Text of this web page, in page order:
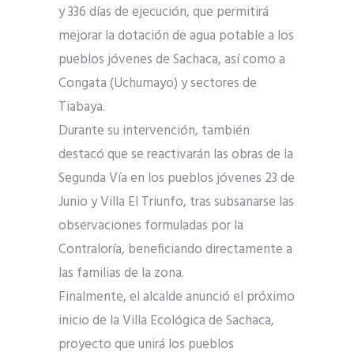
y 336 días de ejecución, que permitirá
mejorar la dotación de agua potable a los
pueblos jóvenes de Sachaca, así como a
Congata (Uchumayo) y sectores de
Tiabaya.
Durante su intervención, también
destacó que se reactivarán las obras de la
Segunda Vía en los pueblos jóvenes 23 de
Junio y Villa El Triunfo, tras subsanarse las
observaciones formuladas por la
Contraloría, beneficiando directamente a
las familias de la zona.
Finalmente, el alcalde anunció el próximo
inicio de la Villa Ecológica de Sachaca,
proyecto que unirá los pueblos